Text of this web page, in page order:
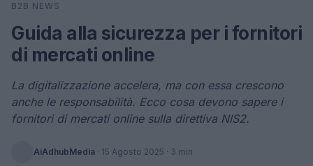
Cerca
B2B NEWS
Guida alla sicurezza per i fornitori
di mercati online
La digitalizzazione accelera, ma con essa crescono
anche le responsabilità. Ecco cosa devono sapere i
fornitori di mercati online sulla direttiva NIS2.
AiAdhubMedia · 15 Agosto 2025 · 3 min